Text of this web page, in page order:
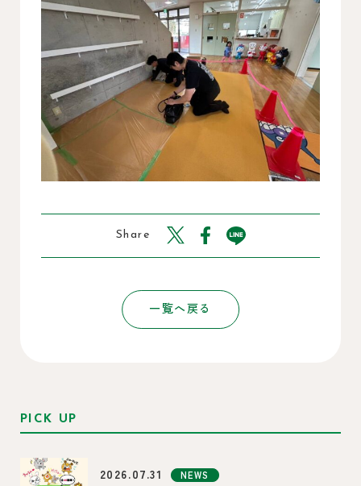
Share
一覧へ戻る
PICK UP
2026.07.31 NEWS